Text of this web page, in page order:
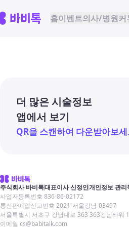
홈이벤트의사/병원커
더 많은 시술정보
앱에서 보기
QR을 스캔하여 다운받아보세
주식회사 바비톡대표이사 신정인개인정보 관리
사업자등록번호 836-86-02172
통신판매업신고번호 2021-서울강남-03497
서울특별시 서초구 강남대로 363 363강남타워
이메일 cs@babitalk.com